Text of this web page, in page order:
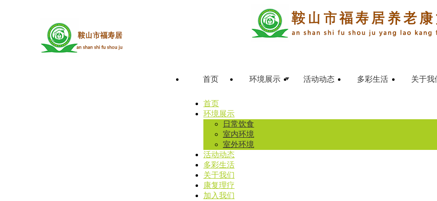
首页 环境展示 活动动态 多彩生活 关于我
首页
环境展示
日常饮食
室内环境
室外环境
活动动态
多彩生活
关于我们
康复理疗
加入我们